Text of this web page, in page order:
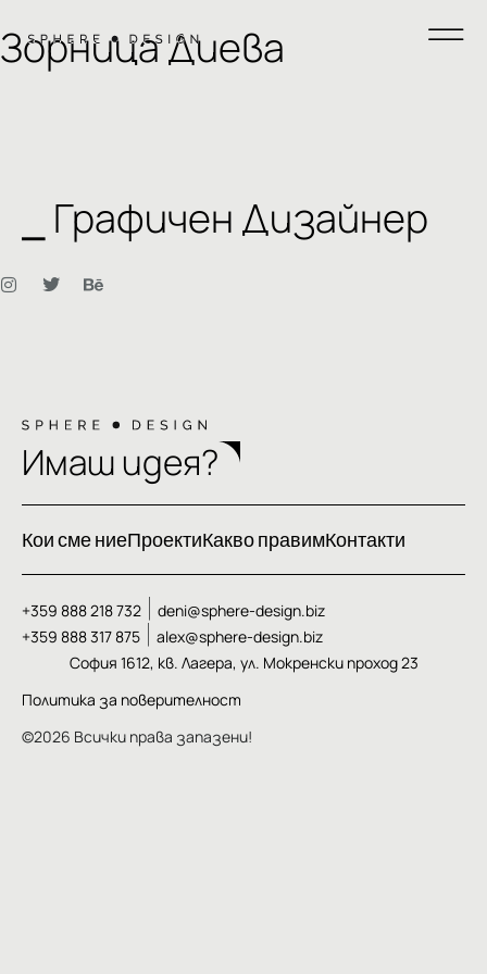
Зорница Диева
⎯ Графичен Дизайнер
Имаш идея?
Кои сме ниеПроектиКакво правимКонтакти
©2026 Всички права запазени!
+359 888 218 732
deni@sphere-design.biz
+359 888 317 875
alex@sphere-design.biz
София 1612, кв. Лагера, ул. Мокренски проход 23
Политика за поверителност